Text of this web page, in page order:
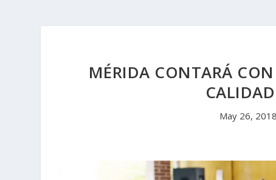
MÉRIDA CONTARÁ
May 26, 2018